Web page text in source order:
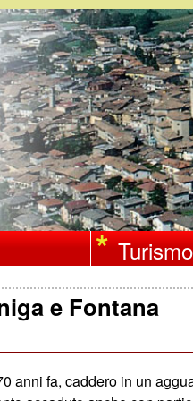
Salta
al
contenuto
principale
Turismo
e Fontana
anni fa, caddero in un